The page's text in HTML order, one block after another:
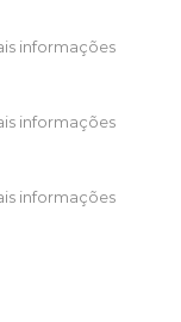
informações
informações
informações